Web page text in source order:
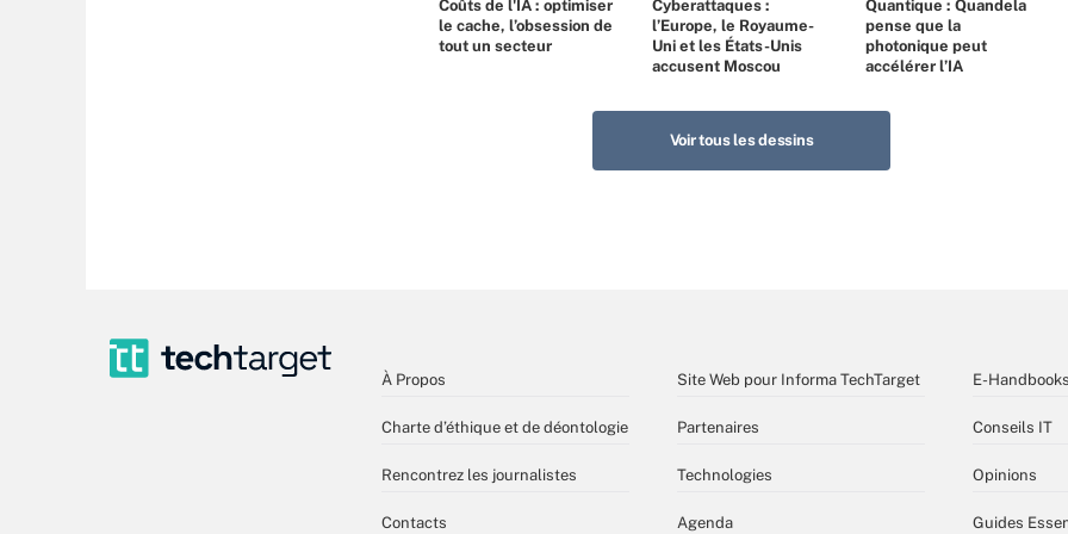
Coûts de l'IA : optimiser
le cache, l’obsession de
tout un secteur
Cyberattaques :
l’Europe, le Royaume-
Uni et les États-Unis
accusent Moscou
Quantique : Quandela
pense que la
photonique peut
accélérer l’IA
Voir tous les dessins
À Propos
Charte d’éthique et de déontologie
Rencontrez les journalistes
Contacts
Site Web pour Informa TechTarget
Partenaires
Technologies
Agenda
E-Handbooks
Conseils IT
Opinions
Guides